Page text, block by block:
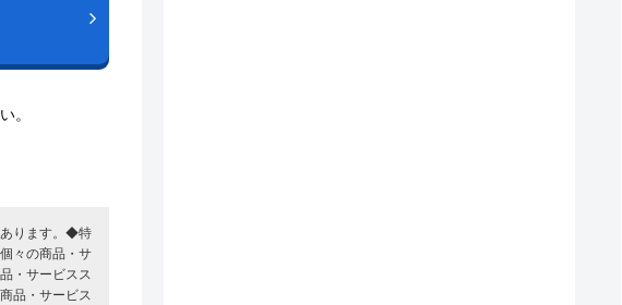
。
あります。◆特
々の商品・サ
・サービスス
品・サービス